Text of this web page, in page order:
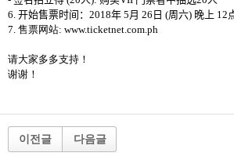
6. 开始售票时间 ： 2018年 5 月 26 日 (周六) 晚 上 12
7. 售票网站: www.ticketnet.com.ph
请大家多多支持！
谢谢 ！
이전글 다음글